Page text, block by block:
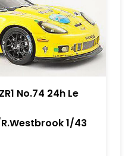
No.74 24h Le
1/43